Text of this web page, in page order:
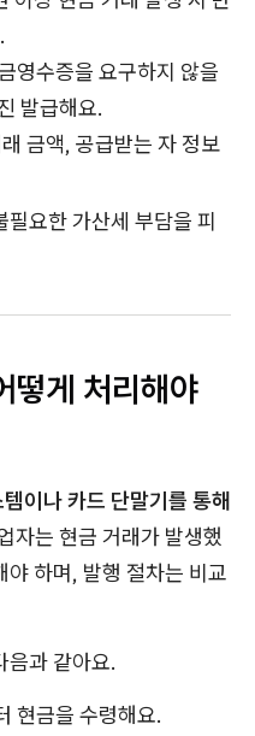
영수증을 요구하지 않을
발급해요.
금액, 공급받는 자 정보
요한 가산세 부담을 피
떻게 처리해야
이나 카드 단말기를 통해
자는 현금 거래가 발생했
하며, 발행 절차는 비교
음과 같아요.
현금을 수령해요.